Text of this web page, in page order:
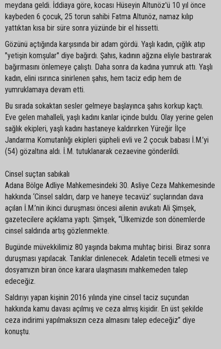
meydana geldi. İddiaya göre, kocası Hüseyin Altunöz'ü 10 yıl önce
kaybeden 6 çocuk, 25 torun sahibi Fatma Altunöz, namaz kılıp
yattıktan kısa bir süre sonra yüzünde bir el hissetti.
Gözünü açtığında karşısında bir adam gördü. Yaşlı kadın, çığlık atıp
"yetişin komşular" diye bağırdı. Şahıs, kadının ağzına eliyle bastırarak
bağırmasını önlemeye çalıştı. Daha sonra da kadına yumruk attı. Yaşlı
kadın, elini ısırınca sinirlenen şahıs, hem taciz edip hem de
yumruklamaya devam etti.
Bu sırada sokaktan sesler gelmeye başlayınca şahıs korkup kaçtı.
Eve gelen mahalleli, yaşlı kadını kanlar içinde buldu. Olay yerine gelen
sağlık ekipleri, yaşlı kadını hastaneye kaldırırken Yüreğir İlçe
Jandarma Komutanlığı ekipleri şüpheli evli ve 2 çocuk babası İ.M.’yi
(54) gözaltına aldı. İ.M. tutuklanarak cezaevine gönderildi.
Cinsel suçtan sabıkalı
Adana Bölge Adliye Mahkemesindeki 30. Asliye Ceza Mahkemesinde
hakkında ‘Cinsel saldırı, darp ve haneye tecavüz’ suçlarından dava
açılan İ.M.’nin ikinci duruşması öncesi ailenin avukatı Ali Şimşek,
gazetecilere açıklama yaptı. Şimşek, “Ülkemizde son dönemlerde
cinsel saldırıda artış gözlenmekte.
Bugünde müvekkilimiz 80 yaşında bakıma muhtaç birisi. Biraz sonra
duruşması yapılacak. Tanıklar dinlenecek. Adaletin tecelli etmesi ve
dosyamızın biran önce karara ulaşmasını mahkemeden talep
edeceğiz.
Saldırıyı yapan kişinin 2016 yılında yine cinsel taciz suçundan
hakkında kamu davası açılmış ve ceza almış kişidir. En üst şekilde
ceza indirimi yapılmaksızın ceza almasını talep edeceğiz” diye
konuştu.